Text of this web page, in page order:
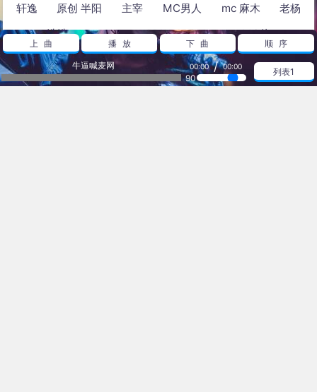
轩逸
原创 半阳 主宰 MC男人 mc 麻木
老杨
浩浩
YY MC伟
热播放
上曲 播放 下曲 顺序
牛逼喊麦网 00:00 / 00:00
90
列表1